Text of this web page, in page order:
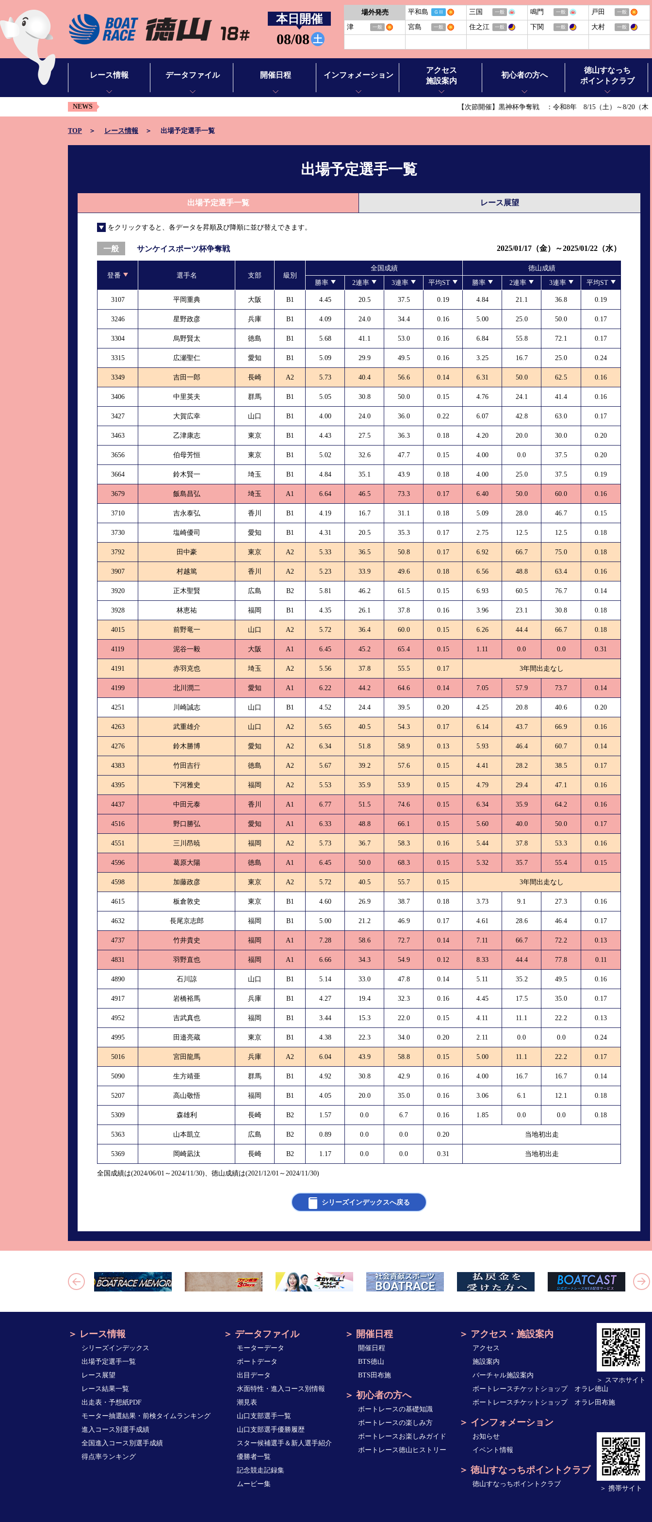
本日開催
08/08 土
場外発売 平和島 ＧⅢ 三国 一般 鳴門 一般 戸田 一般
津 一般 宮島 一般 住之江 一般 下関 一般 大村 一般
レース情報
シリーズインデックス
出場予定選手一覧
モーター抽選結果・前検タイムランキング
進入コース別選手成績
全国進入コース別選手成績
データファイル
ボートデータ
山口支部選手一覧
山口支部選手優勝履歴
スター候補選手＆新人選手紹介
ムービー集
開催日程 インフォメーション
アクセス
施設案内
ボートレースチケットショップ オラレ徳山
初心者の方へ
ボートレースの基礎知識
徳山すなっち
ポイントクラブ
NEWS 【次節開催】黒神杯争奪戦 ：令和8年 8/15（土）～8/20（木）
TOP レース情報 出場予定選手一覧
出場予定選手一覧
出場予定選手一覧 レース展望
をクリックすると、各データを昇順及び降順に並び替えできます。
一般 サンケイスポーツ杯争奪戦 2025/01/17（金）～2025/01/22（水）
登番 選手名 支部 級別
全国成績
徳山成績
勝率
2連率 3連率 平均ST 勝率 2連率 3連率 平均ST
3107 平岡重典 大阪 B1 4.45 20.5 37.5 0.19 4.84 21.1 36.8 0.19
3246 星野政彦 兵庫 B1 4.09 24.0 34.4 0.16 5.00 25.0 50.0 0.17
3304 烏野賢太 徳島 B1 5.68 41.1 53.0 0.16 6.84 55.8 72.1 0.17
3315 広瀬聖仁 愛知 B1 5.09 29.9 49.5 0.16 3.25 16.7 25.0 0.24
3349 吉田一郎 長崎 A2 5.73 40.4 56.6 0.14 6.31 50.0 62.5 0.16
3406 中里英夫 群馬 B1 5.05 30.8 50.0 0.15 4.76 24.1 41.4 0.16
3427 大賀広幸 山口 B1 4.00 24.0 36.0 0.22 6.07 42.8 63.0 0.17
3463 乙津康志 東京 B1 4.43 27.5 36.3 0.18 4.20 20.0 30.0 0.20
3656 伯母芳恒 東京 B1 5.02 32.6 47.7 0.15 4.00 0.0 37.5 0.20
3664 鈴木賢一 埼玉 B1 4.84 35.1 43.9 0.18 4.00 25.0 37.5 0.19
3679 飯島昌弘 埼玉 A1 6.64 46.5 73.3 0.17 6.40 50.0 60.0 0.16
3710 吉永泰弘 香川 B1 4.19 16.7 31.1 0.18 5.09 28.0 46.7 0.15
3730 塩崎優司 愛知 B1 4.31 20.5 35.3 0.17 2.75 12.5 12.5 0.18
3792 田中豪 東京 A2 5.33 36.5 50.8 0.17 6.92 66.7 75.0 0.18
3907 村越篤 香川 A2 5.23 33.9 49.6 0.18 6.56 48.8 63.4 0.16
3920 正木聖賢 広島 B2 5.81 46.2 61.5 0.15 6.93 60.5 76.7 0.14
3928 林恵祐 福岡 B1 4.35 26.1 37.8 0.16 3.96 23.1 30.8 0.18
4015 前野竜一 山口 A2 5.72 36.4 60.0 0.15 6.26 44.4 66.7 0.18
4119 泥谷一毅 大阪 A1 6.45 45.2 65.4 0.15 1.11 0.0 0.0 0.31
4191 赤羽克也 埼玉 A2 5.56 37.8 55.5 0.17 3年間出走なし
4199 北川潤二 愛知 A1 6.22 44.2 64.6 0.14 7.05 57.9 73.7 0.14
4251 川崎誠志 山口 B1 4.52 24.4 39.5 0.20 4.25 20.8 40.6 0.20
4263 武重雄介 山口 A2 5.65 40.5 54.3 0.17 6.14 43.7 66.9 0.16
4276 鈴木勝博 愛知 A2 6.34 51.8 58.9 0.13 5.93 46.4 60.7 0.14
4383 竹田吉行 徳島 A2 5.67 39.2 57.6 0.15 4.41 28.2 38.5 0.17
4395 下河雅史 福岡 A2 5.53 35.9 53.9 0.15 4.79 29.4 47.1 0.16
4437 中田元泰 香川 A1 6.77 51.5 74.6 0.15 6.34 35.9 64.2 0.16
4516 野口勝弘 愛知 A1 6.33 48.8 66.1 0.15 5.60 40.0 50.0 0.17
4551 三川昂暁 福岡 A2 5.73 36.7 58.3 0.16 5.44 37.8 53.3 0.16
4596 葛原大陽 徳島 A1 6.45 50.0 68.3 0.15 5.32 35.7 55.4 0.15
4598 加藤政彦 東京 A2 5.72 40.5 55.7 0.15 3年間出走なし
4615 板倉敦史 東京 B1 4.60 26.9 38.7 0.18 3.73 9.1 27.3 0.16
4632 長尾京志郎 福岡 B1 5.00 21.2 46.9 0.17 4.61 28.6 46.4 0.17
4737 竹井貴史 福岡 A1 7.28 58.6 72.7 0.14 7.11 66.7 72.2 0.13
4831 羽野直也 福岡 A1 6.66 34.3 54.9 0.12 8.33 44.4 77.8 0.11
4890 石川諒 山口 B1 5.14 33.0 47.8 0.14 5.11 35.2 49.5 0.16
4917 岩橋裕馬 兵庫 B1 4.27 19.4 32.3 0.16 4.45 17.5 35.0 0.17
4952 吉武真也 福岡 B1 3.44 15.3 22.0 0.15 4.11 11.1 22.2 0.13
4995 田邉亮蔵 東京 B1 4.38 22.3 34.0 0.20 2.11 0.0 0.0 0.24
5016 宮田龍馬 兵庫 A2 6.04 43.9 58.8 0.15 5.00 11.1 22.2 0.17
5090 生方靖亜 群馬 B1 4.92 30.8 42.9 0.16 4.00 16.7 16.7 0.14
5207 高山敬悟 福岡 B1 4.05 20.0 35.0 0.16 3.06 6.1 12.1 0.18
5309 森雄利 長崎 B2 1.57 0.0 6.7 0.16 1.85 0.0 0.0 0.18
5363 山本凱立 広島 B2 0.89 0.0 0.0 0.20 当地初出走
5369 岡崎凪汰 長崎 B2 1.17 0.0 0.0 0.31 当地初出走
全国成績は(2024/06/01～2024/11/30)、徳山成績は(2021/12/01～2024/11/30)
シリーズインデックスへ戻る
レース情報
シリーズインデックス
出場予定選手一覧
レース展望
レース結果一覧
出走表・予想紙PDF
モーター抽選結果・前検タイムランキング
進入コース別選手成績
全国進入コース別選手成績
得点率ランキング
データファイル
モーターデータ
ボートデータ
出目データ
水面特性・進入コース別情報
潮見表
山口支部選手一覧
山口支部選手優勝履歴
スター候補選手＆新人選手紹介
優勝者一覧
記念競走記録集
ムービー集
開催日程
開催日程
BTS徳山
BTS田布施
初心者の方へ
ボートレースの基礎知識
ボートレースの楽しみ方
ボートレースお楽しみガイド
ボートレース徳山ヒストリー
アクセス・施設案内
アクセス
施設案内
バーチャル施設案内
ボートレースチケットショップ オラレ徳山
ボートレースチケットショップ オラレ田布施
インフォメーション
お知らせ
イベント情報
徳山すなっちポイントクラブ
徳山すなっちポイントクラブ
＞ スマホサイト
＞ 携帯サイト